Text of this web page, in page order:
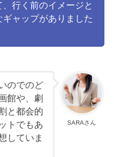
行く前のイメージと
ャップがありました
SARAさん
のでのど
館や、劇
と都会的
トでもあ
していま